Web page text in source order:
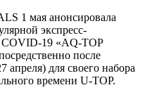
1 мая анонсировала
экспресс-
COVID-19 «AQ-TOP
после
апреля) для своего набора
времени U-TOP.